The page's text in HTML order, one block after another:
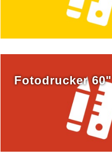
Fotodrucker 60"